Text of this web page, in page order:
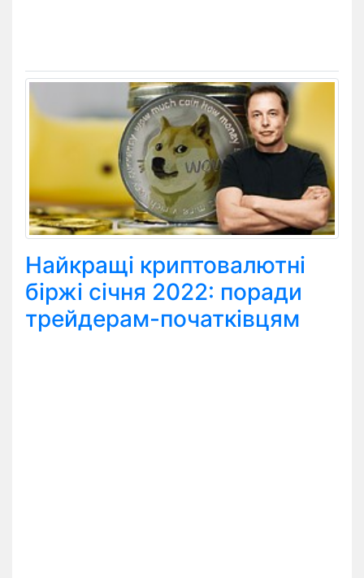
Найкращі криптовалютні
біржі січня 2022: поради
трейдерам-початківцям